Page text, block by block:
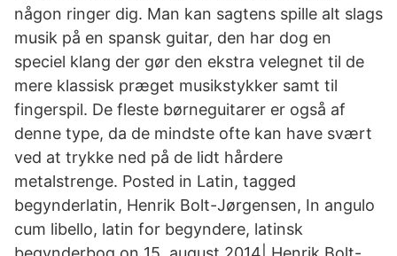
någon ringer dig. Man kan sagtens spille alt slags
musik på en spansk guitar, den har dog en
speciel klang der gør den ekstra velegnet til de
mere klassisk præget musikstykker samt til
fingerspil. De fleste børneguitarer er også af
denne type, da de mindste ofte kan have svært
ved at trykke ned på de lidt hårdere
metalstrenge. Posted in Latin, tagged
begynderlatin, Henrik Bolt-Jørgensen, In angulo
cum libello, latin for begyndere, latinsk